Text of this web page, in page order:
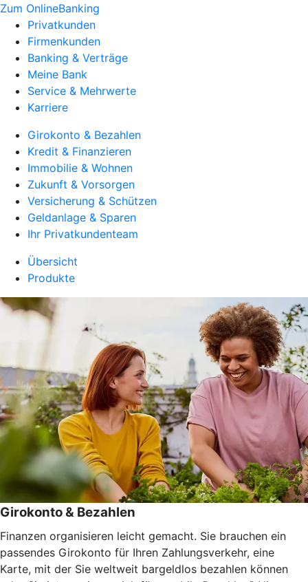
Zum OnlineBanking
Privatkunden
Firmenkunden
Banking & Verträge
Meine Bank
Service & Mehrwerte
Karriere
Girokonto & Bezahlen
Kredit & Finanzieren
Immobilie & Wohnen
Zukunft & Vorsorgen
Versicherung & Schützen
Geldanlage & Sparen
Ihr Privatkundenteam
Übersicht
Produkte
Girokonto & Bezahlen
Finanzen organisieren leicht gemacht. Sie brauchen ein
passendes Girokonto für Ihren Zahlungsverkehr, eine
Karte, mit der Sie weltweit bargeldlos bezahlen können